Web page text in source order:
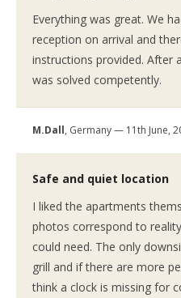
Everything was great. We
reception on arrival and
instructions provided. After
was solved competently.
M.Dall, Germany — 11th June,
Safe and quiet location
I liked the apartments
photos correspond to
could need. The only
grill and if there are more
think a clock is missing for